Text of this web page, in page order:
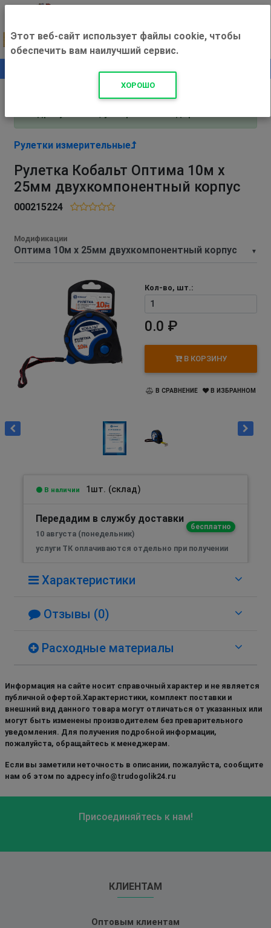
+500 ₽
Внимание! С 3 августа магазин работает по
Рулетки измерительные
Рулетка Кобальт Оптима 10м x
25мм двухкомпонентный корпус
000215224
▼
Модификации
Кол-во, шт.:
0.0 ₽
В КОРЗИНУ
В СРАВНЕНИЕ В ИЗБРАННОМ
В наличии 1шт. (склад)
Передадим в службу доставки
бесплатно
10 августа (понедельник)
услуги ТК оплачиваются отдельно при получении
Характеристики
Отзывы (0)
Расходные материалы
Информация на сайте носит справочный характер и не является
публичной офертой.Характеристики, комплект поставки и
внешний вид данного товара могут отличаться от указанных или
могут быть изменены производителем без преварительного
уведомления. Для получения подробной информации,
пожалуйста, обращайтесь к менеджерам.
Если вы заметили неточность в описании, пожалуйста, сообщите
нам об этом по адресу info@trudogolik24.ru
Присоединяйтесь к нам!
КЛИЕНТАМ
Оптовым клиентам
Этот веб-сайт использует файлы cookie, чтобы
обеспечить вам наилучший сервис.
ХОРОШО